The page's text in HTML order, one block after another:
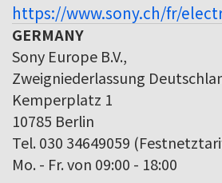
https://www.sony.ch/fr/
GERMANY
Sony Europe B.V.,
Zweigniederlassung
Kemperplatz 1
10785 Berlin
Tel. 030 34649059
Mo. - Fr. von 09:00 - 18:00